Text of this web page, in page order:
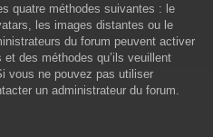
quatre méthodes suivantes : le
les images distantes ou le
du forum peuvent activer
des méthodes qu’ils veuillent
vous ne pouvez pas utiliser
un administrateur du forum.